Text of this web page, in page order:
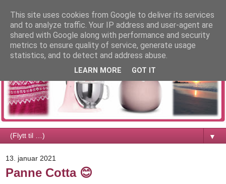
▼
13. januar 2021
Panne Cotta 😊
This site uses cookies from Google to deliver its services
and to analyze traffic. Your IP address and user-agent are
shared with Google along with performance and security
metrics to ensure quality of service, generate usage
statistics, and to detect and address abuse.
LEARN MORE GOT IT